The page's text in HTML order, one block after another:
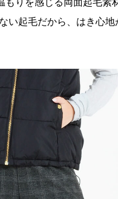
い起毛だから、はき心